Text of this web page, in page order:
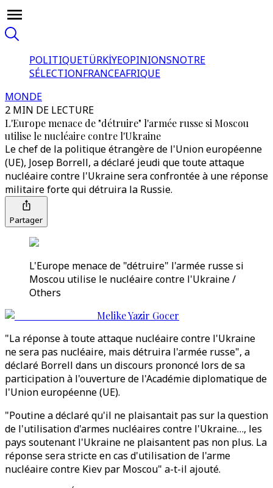
POLITIQUETÜRKİYEOPINIONSNOTRE
SÉLECTIONFRANCEAFRIQUE
MONDE
2 MIN DE LECTURE
L'Europe menace de "détruire" l'armée russe si Moscou
utilise le nucléaire contre l'Ukraine
Le chef de la politique étrangère de l'Union européenne
(UE), Josep Borrell, a déclaré jeudi que toute attaque
nucléaire contre l'Ukraine sera confrontée à une réponse
militaire forte qui détruira la Russie.
Partager
L'Europe menace de "détruire" l'armée russe si
Moscou utilise le nucléaire contre l'Ukraine /
Others
Melike Yazir Gocer
"La réponse à toute attaque nucléaire contre l'Ukraine
ne sera pas nucléaire, mais détruira l'armée russe", a
déclaré Borrell dans un discours prononcé lors de sa
participation à l'ouverture de l'Académie diplomatique de
l'Union européenne (UE).
"Poutine a déclaré qu'il ne plaisantait pas sur la question
de l'utilisation d'armes nucléaires contre l'Ukraine…, les
pays soutenant l'Ukraine ne plaisantent pas non plus. La
réponse sera stricte en cas d'utilisation de l'arme
nucléaire contre Kiev par Moscou" a-t-il ajouté.